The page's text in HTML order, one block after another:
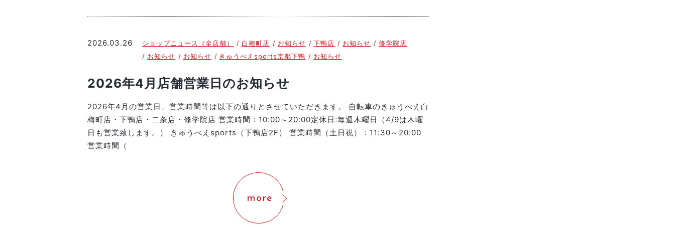
2026.03.26 ショップニュース（全店舗） 白梅町店 お知らせ 下鴨店 お知らせ
修学院店
お知らせ
お知らせ きゅうべえsports京都下鴨 お知らせ
2026年4月店舗営業日のお知らせ
2026年4月の営業日、営業時間等は以下の通りとさせていただきます。 自転車のきゅうべえ白
梅町店・下鴨店・二条店・修学院店 営業時間：10:00～20:00定休日:毎週木曜日（4/9は木曜
日も営業致します。） きゅうべえsports（下鴨店2F） 営業時間（土日祝）：11:30～20:00
営業時間（
more